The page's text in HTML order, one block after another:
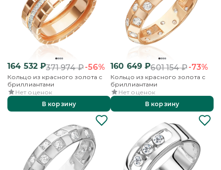
164 532 ₽371 974₽-56%
Кольцо из красного золота с
бриллиантами
Нет оценок
В корзину
160 649 ₽601 154₽-73%
Кольцо из красного золота с
бриллиантами
Нет оценок
В корзину